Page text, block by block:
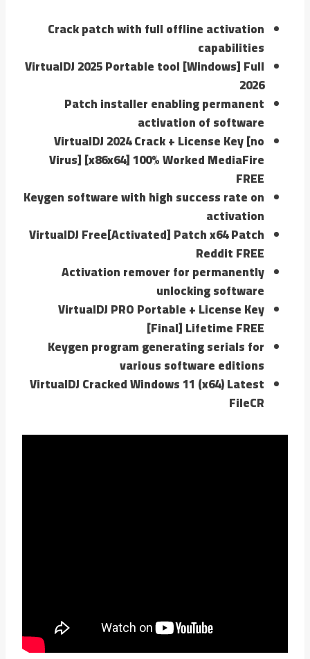
Crack patch with full offline activation
capabilities
VirtualDJ 2025 Portable tool [Windows] Full
2026
Patch installer enabling permanent
activation of software
VirtualDJ 2024 Crack + License Key [no
Virus] [x86x64] 100% Worked MediaFire
FREE
Keygen software with high success rate on
activation
VirtualDJ Free[Activated] Patch x64 Patch
Reddit FREE
Activation remover for permanently
unlocking software
VirtualDJ PRO Portable + License Key
[Final] Lifetime FREE
Keygen program generating serials for
various software editions
VirtualDJ Cracked Windows 11 (x64) Latest
FileCR